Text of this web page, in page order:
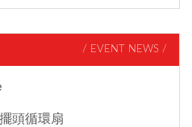
/ EVENT NEWS /
頭循環扇